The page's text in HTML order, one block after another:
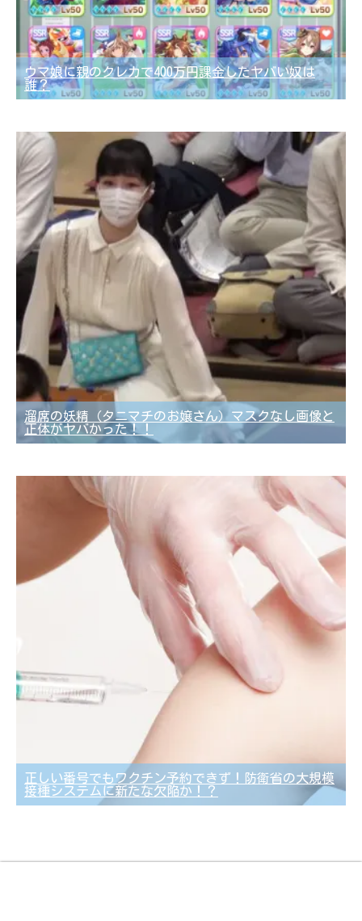
ウマ娘に親のクレカで400万円課金したヤバい奴は
誰？
溜席の妖精（タニマチのお嬢さん）マスクなし画像と
正体がヤバかった！！
正しい番号でもワクチン予約できず！防衛省の大規模
接種システムに新たな欠陥か！？